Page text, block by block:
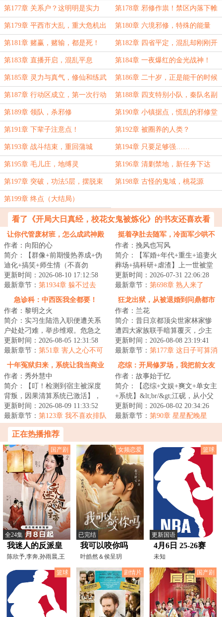
第177章 关系户？这明明是实力
派！
第178章 邪修作祟！禁区内落下帷
幕！
第179章 平西市大乱，重大危机出
现！
第180章 六境邪修，特殊的能量
第181章 赌赢，赌输，都是死！ 第182章 四省平定，混乱却刚刚开
始
第183章 直播开启，混乱平息 第184章 一夜爆红的金光战神！
第185章 灵力与真气，修仙和练武 第186章 二十岁，正是能干的时候
第187章 行动区成立，第一次行动 第188章 四支特别小队，秦队名副
其实
第189章 领队，杀邪修 第190章 小镇据点，慌乱的邪修堂
主
第191章 下辈子注意点！ 第192章 被圈养的人类？
第193章 战斗结束，重回蒲城 第194章 只要足够强……
第195章 毛儿庄，地缚灵 第196章 清剿禁地，新任务下达
第197章 突破，功法5层，摆脱束
缚！
第198章 古怪的鬼域，桃花源
第199章 终点（大结局）
看了《开局大日真经，校花女鬼被炼化》的书友还喜欢看
让你代管废材班，怎么成武神殿
了
作者：向阳的心
简介：【群像+前期慢热养成+伪
迪化+搞笑+师生情（不喜勿
入）】半个月撵走三个班主任。
面对有着人均混世魔...
更新时间：2026-08-10 17:12:58
最新章节： 第1934章 躲不过去
挺着孕肚去随军，冷面军少哄不
停
作者：挽风也写风
简介：【军婚+年代+重生+追妻火
葬场+搞科研+虐渣】上一世被堂
姐一家夺家产，骗打胎，哄离
婚。最后落得一...
更新时间：2026-07-31 22:06:28
最新章节： 第698章 熟人来了
急诊科：中西医我全都要！
作者：黎明之火
简介：实习生陆浩入职便遭关系
户处处刁难，举步维艰。危急之
际，大国医系统轰然激活，正
骨、缝合、古方妙...
更新时间：2026-08-05 12:31:58
最新章节： 第51章 害人之心不可
有，防人之心不可无
狂龙出狱，从被退婚到问鼎都市
作者：兰花
简介：昔日京都顶尖世家林家惨
遭四大家族联手暗算覆灭，少主
林焱蒙冤打入万米黑渊死狱，绝
境偶遇隐世高人...
更新时间：2026-08-08 23:19:41
最新章节： 第177章 这日子可算消
停了
十年冤狱归来，系统让我当商业
判官
作者：秀外慧中
简介：【叮！检测到宿主被深度
背叛，因果清算系统已激活】，
十年冤狱，罪名是未婚妻亲手扣
上的。&lt;br/&...
更新时间：2026-08-09 11:33:52
最新章节： 第123章 我不喜欢排队
恋综：开局修罗场，我把前女友
唱哭了！
作者：故事始于忆
简介：【恋综+文娱+爽文+单女主
+系统】&lt;br/&gt;江砚，从小父
母离异，被扔在孤儿院，也从不
相信“爱情...
更新时间：2026-08-02 20:34:26
最新章节： 第90章 星星配晚星
正在热播推荐
国产剧
全24集
我迷人的反派皇
帝
陈欣予,李奔,孙雨晨,王
女频恋爱
已完结
我可以咬你吗
叶皓然＆侯呈玥
篮球
更新国语
4月6日 25-26赛
季NBA常规赛 太
阳VS公牛
未知
篮球 剧情片 国产剧